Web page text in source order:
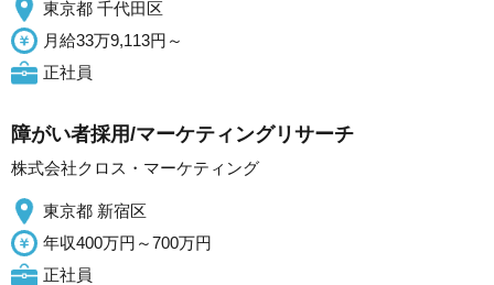
東京都 千代田区
月給33万9,113円～
正社員
障がい者採用/マーケティングリサーチ
株式会社クロス・マーケティング
東京都 新宿区
年収400万円～700万円
正社員